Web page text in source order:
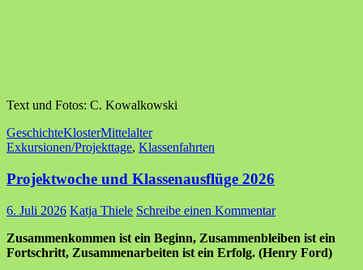
Text und Fotos: C. Kowalkowski
GeschichteKlosterMittelalter
Exkursionen/Projekttage, Klassenfahrten
Projektwoche und Klassenausflüge 2026
6. Juli 2026 Katja Thiele Schreibe einen Kommentar
Zusammenkommen ist ein Beginn, Zusammenbleiben ist ein
Fortschritt, Zusammenarbeiten ist ein Erfolg. (Henry Ford)